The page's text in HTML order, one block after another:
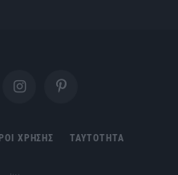
InstagramPinterest
ΧΡΗΣΗΣ ΤΑΥΤΟΤΗΤΑ